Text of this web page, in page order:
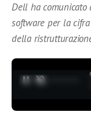
Dell ha
software per la
della